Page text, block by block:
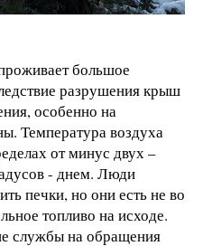
большое
разрушения крыш
особенно на
Температура воздуха
от минус двух –
- днем. Люди
печки, но они есть не во
топливо на исходе.
службы на обращения